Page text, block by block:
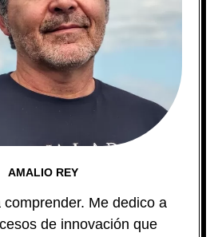
AMALIO REY
comprender. Me dedico a
de innovación que